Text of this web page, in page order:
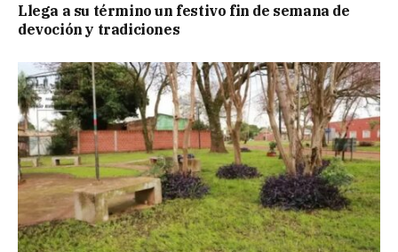
Llega a su término un festivo fin de semana de
devoción y tradiciones